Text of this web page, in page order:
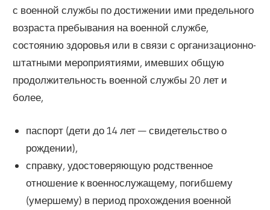
с военной службы по достижении ими предельного
возраста пребывания на военной службе,
состоянию здоровья или в связи с организационно-
штатными мероприятиями, имевших общую
продолжительность военной службы 20 лет и
более,
паспорт (дети до 14 лет — свидетельство о
рождении),
справку, удостоверяющую родственное
отношение к военнослужащему, погибшему
(умершему) в период прохождения военной